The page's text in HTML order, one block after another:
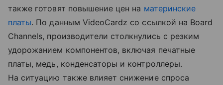
также готовят повышение цен на материнские
платы. По данным VideoCardz со ссылкой на Board
Channels, производители столкнулись с резким
удорожанием компонентов, включая печатные
платы, медь, конденсаторы и контроллеры.
На ситуацию также влияет снижение спроса